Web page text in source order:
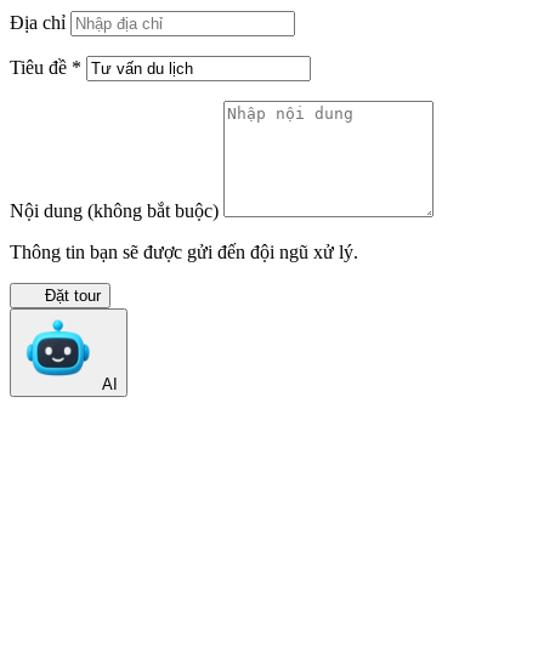
Địa chỉ
Tiêu đề *
Nội dung (không bắt buộc)
Thông tin bạn sẽ được gửi đến đội ngũ xử lý.
Đặt tour
AI